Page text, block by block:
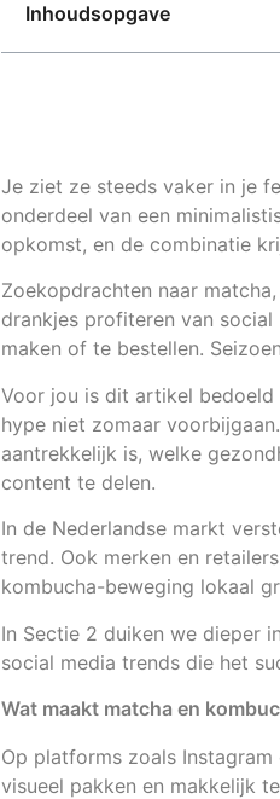
Inhoudsopgave
Je ziet ze steeds vaker in je
onderdeel van een
opkomst, en de combinatie
Zoekopdrachten naar
drankjes profiteren van
maken of te bestellen.
Voor jou is dit artikel
hype niet zomaar
aantrekkelijk is, welke
content te delen.
In de Nederlandse markt
trend. Ook merken en
kombucha-beweging lokaal
In Sectie 2 duiken we dieper
social media trends die het
Wat maakt matcha en
Op platforms zoals
visueel pakken en makkelijk